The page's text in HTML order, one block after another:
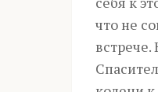
что не